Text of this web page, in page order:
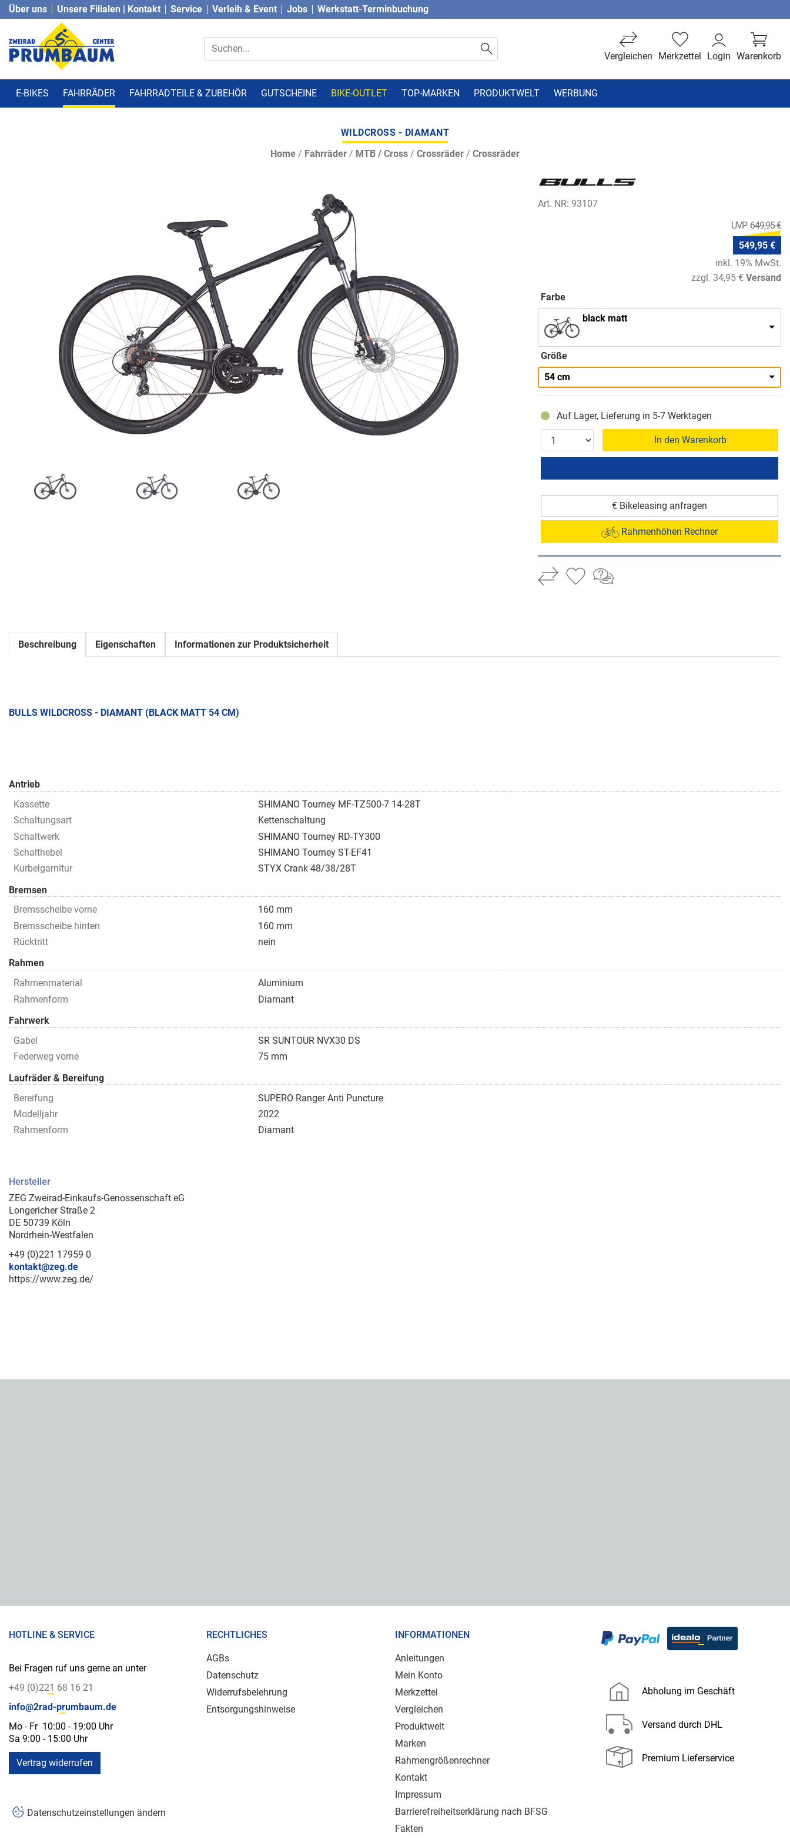
Über uns Unsere Filialen | Kontakt Service Verleih & Event Jobs Werkstatt-Terminbuchung
Warenkorb
Login
Merkzettel
Vergleichen
E-BIKES FAHRRÄDER FAHRRADTEILE & ZUBEHÖR GUTSCHEINE BIKE-OUTLET TOP-MARKEN PRODUKTWELT WERBUNG
WILDCROSS - DIAMANT
Home / Fahrräder / MTB / Cross / Crossräder / Crossräder
Art. NR: 93107
649,95 €
549,95 €
inkl. 19% MwSt.
zzgl. 34,95 € Versand
Farbe
black matt
Größe
54 cm
Auf Lager, Lieferung in 5-7 Werktagen
In den Warenkorb
€ Bikeleasing anfragen
Rahmenhöhen Rechner
Beschreibung Eigenschaften Informationen zur Produktsicherheit
BULLS WILDCROSS - DIAMANT (BLACK MATT 54 CM)
Antrieb
Kassette
SHIMANO Tourney MF-TZ500-7 14-28T
Schaltungsart
Kettenschaltung
Schaltwerk
SHIMANO Tourney RD-TY300
Schalthebel
SHIMANO Tourney ST-EF41
Kurbelgarnitur
STYX Crank 48/38/28T
Bremsen
Bremsscheibe vorne
160 mm
Bremsscheibe hinten
160 mm
Rücktritt
nein
Rahmen
Rahmenmaterial
Aluminium
Rahmenform
Diamant
Fahrwerk
Gabel
SR SUNTOUR NVX30 DS
Federweg vorne
75 mm
Laufräder & Bereifung
Bereifung
SUPERO Ranger Anti Puncture
Modelljahr
2022
Rahmenform
Diamant
Hersteller
ZEG Zweirad-Einkaufs-Genossenschaft eG
Longericher Straße 2
DE 50739 Köln
Nordrhein-Westfalen
+49 (0)221 17959 0
kontakt@zeg.de
https://www.zeg.de/
HOTLINE & SERVICE
Bei Fragen ruf uns gerne an unter
+49 (0)221 68 16 21
info@2rad-prumbaum.de
Mo - Fr 10:00 - 19:00 Uhr
Sa 9:00 - 15:00 Uhr
Vertrag widerrufen
Datenschutzeinstellungen ändern
RECHTLICHES
AGBs
Datenschutz
Widerrufsbelehrung
Entsorgungshinweise
INFORMATIONEN
Anleitungen
Mein Konto
Merkzettel
Vergleichen
Produktwelt
Marken
Rahmengrößenrechner
Kontakt
Impressum
Barrierefreiheitserklärung nach BFSG
Fakten
Abholung im Geschäft
Versand durch DHL
Premium Lieferservice